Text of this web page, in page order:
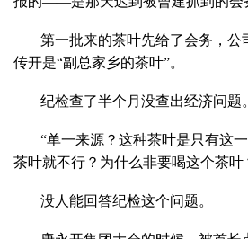
第一批来的茶叶先给了会务，公
传开是“副总家乡的茶叶”。
纪检查了半个月没查出经济问题。
“单一来源？这种茶叶是只有这
茶叶就不行？为什么非要喝这个茶叶
没人能回答纪检这个问题。